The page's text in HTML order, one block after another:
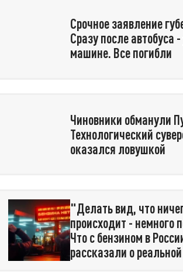
Срочное заявление
Сразу после автобуса
машине. Все погибли
Чиновники обманули
Технологический
оказался ловушкой
"Делать вид, что
происходит - немного
Что с бензином в
рассказали о